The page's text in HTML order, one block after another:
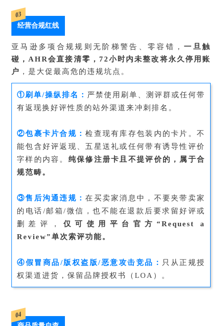
03
经营合规红线
亚马逊多项合规规则无阶梯警告、零容错，一旦触
碰， AHR会直接清零，72小时内未整改将永久停用账
户 ，是大促最高危的违规坑点。
①刷单/操纵排名： 严禁使用刷单、测评群或任何带
有返现换好评性质的站外渠道来冲刺排名。
②包裹卡片合规：检查现有库存包装内的卡片。不
能包含好评返现、五星送礼或任何带有诱导性评价
字样的内容。 纯保修注册卡且不提评价的，属于合
规范畴。
③售后沟通违规：在买卖家消息中，不要夹带卖家
的电话/邮箱/微信，也不能在退款后要求留好评或
删差评， 仅可使用平台官方“Request a
Review”单次索评功能。
④假冒商品/版权盗版/恶意攻击竞品：
只从正规授
权渠道进货，保留品牌授权书（ LOA ）。
04